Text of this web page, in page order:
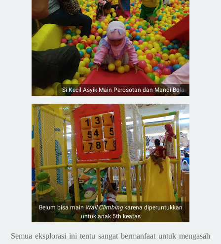
Si Kecil Asyik Main Perosotan dan Mandi Bola
Belum bisa main Wall Climbing karena diperuntukkan
untuk anak 5th keatas
Semua eksplorasi ini tentu sangat bermanfaat untuk mengasah